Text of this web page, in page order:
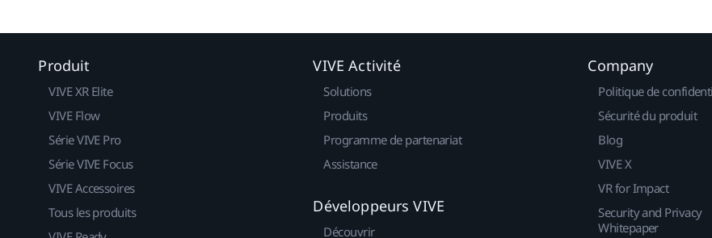
Produit
VIVE XR Elite
VIVE Flow
Série VIVE Pro
Série VIVE Focus
VIVE Accessoires
Tous les produits
VIVE Activité
Solutions
Produits
Programme de partenariat
Assistance
Développeurs VIVE
Découvrir
Company
Politique de
Sécurité du produit
Blog
VIVE X
VR for Impact
Security and Privacy
Whitepaper